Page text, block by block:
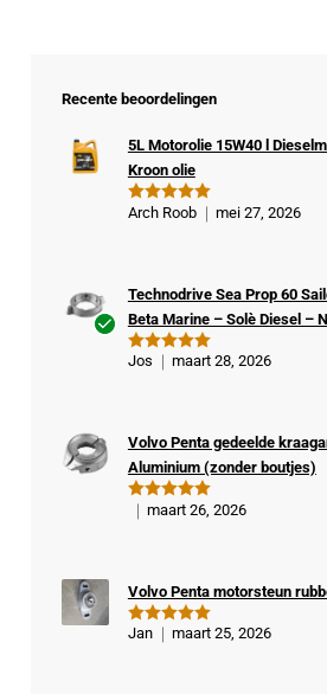
Recente beoordelingen
Gewaardeer
5L Motorolie 15W40 l
Kroon olie
Arch Roob mei 27, 2026
kop
er
Gewaardeer
Technodrive Sea Prop 60
Beta Marine – Solè Diesel –
Jos maart 28, 2026
Gewaardeer
Volvo Penta gedeelde
Aluminium (zonder boutjes)
maart 26, 2026
Gewaardeer
Volvo Penta motorsteun
Jan maart 25, 2026